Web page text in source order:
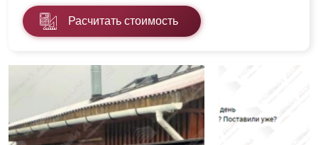
Расчитать стоимость